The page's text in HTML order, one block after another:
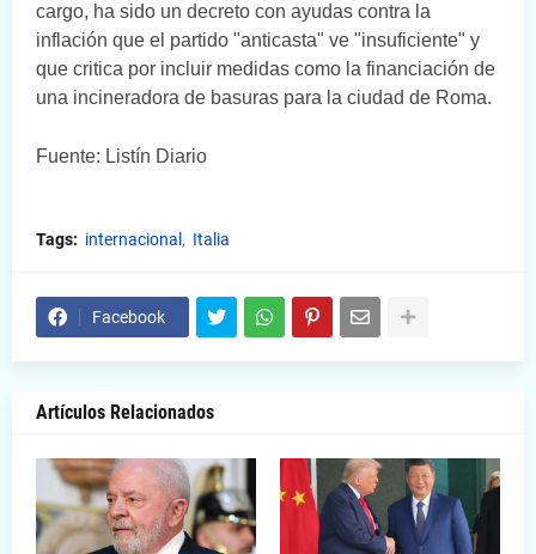
cargo, ha sido un decreto con ayudas contra la
inflación que el partido "anticasta" ve "insuficiente" y
que critica por incluir medidas como la financiación de
una incineradora de basuras para la ciudad de Roma.
Fuente: Listín Diario
Tags: internacional Italia
Facebook
Artículos Relacionados